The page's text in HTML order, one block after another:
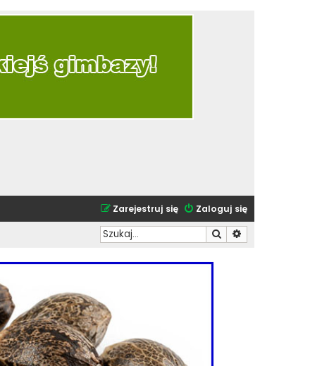
Zaloguj się
Zarejestruj się
Szukaj